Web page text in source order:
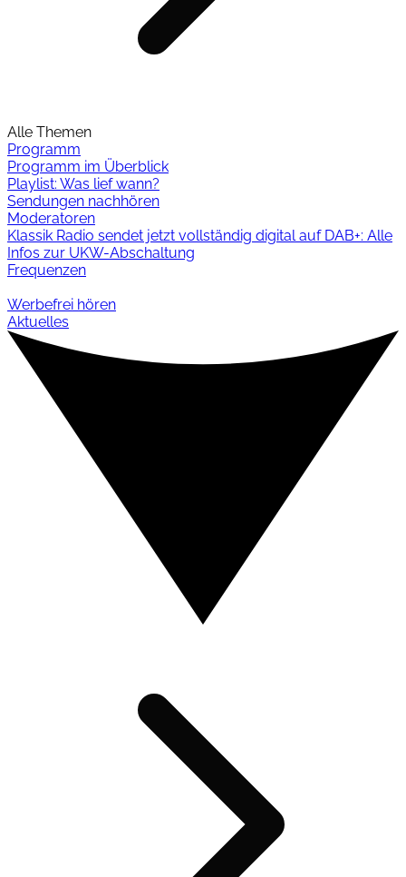
Alle Themen
Programm
Programm im Überblick
Playlist: Was lief wann?
Sendungen nachhören
Moderatoren
Klassik Radio sendet jetzt vollständig digital auf DAB+: Alle
Infos zur UKW-Abschaltung
Frequenzen
Werbefrei hören
Aktuelles